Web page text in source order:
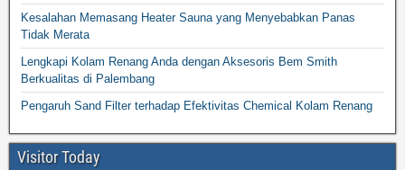
Kesalahan Memasang Heater Sauna yang Menyebabkan Panas
Tidak Merata
Lengkapi Kolam Renang Anda dengan Aksesoris Bem Smith
Berkualitas di Palembang
Pengaruh Sand Filter terhadap Efektivitas Chemical Kolam Renang
Visitor Today